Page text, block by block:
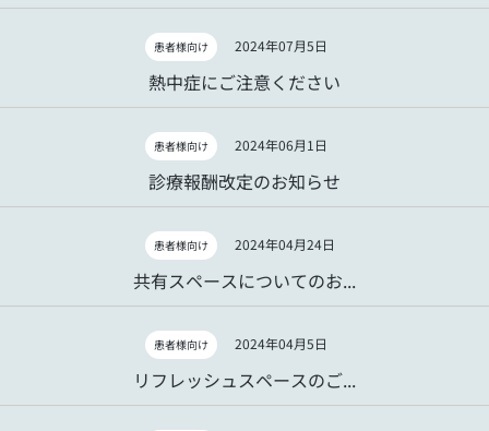
2024年07月5日
患者様向け
熱中症にご注意ください
2024年06月1日
患者様向け
診療報酬改定のお知らせ
2024年04月24日
患者様向け
共有スペースについてのお...
2024年04月5日
患者様向け
リフレッシュスペースのご...